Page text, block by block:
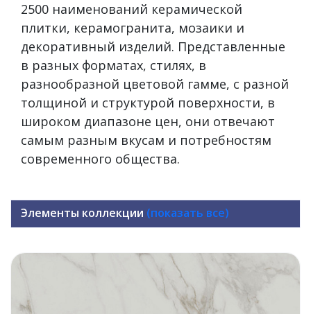
2500 наименований керамической
плитки, керамогранита, мозаики и
декоративный изделий. Представленные
в разных форматах, стилях, в
разнообразной цветовой гамме, с разной
толщиной и структурой поверхности, в
широком диапазоне цен, они отвечают
самым разным вкусам и потребностям
современного общества.
Элементы коллекции (показать все)